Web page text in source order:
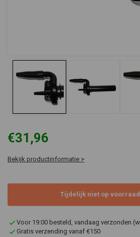
€31,96
Bekijk productinformatie >
Tijdelijk niet op voorraad
Voor 19:00 besteld, vandaag verzonden
Gratis verzending vanaf €150